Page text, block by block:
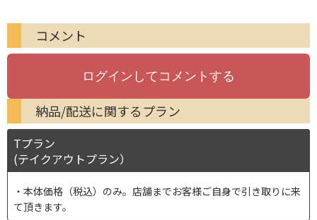
コメント
納品/配送に関するプラン
Tプラン
(テイクアウトプラン）
本体価格（税込）のみ。店舗までお客様ご自身で引き取りに来
て頂きます。